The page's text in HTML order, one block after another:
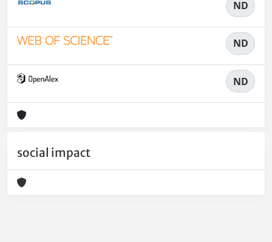
ND
ND
ND
social impact